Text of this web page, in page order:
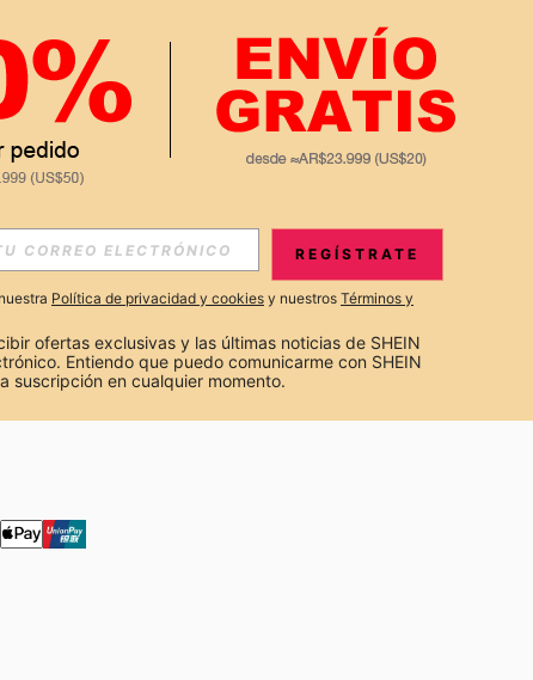
APP
EXCLUSIVAS, PROMOCIONES Y NOTICIAS DE SHEIN
Suscribir
REGÍSTRATE
Política de privacidad y cookies y nuestros Términos y
ofertas exclusivas y las últimas noticias de SHEIN
Entiendo que puedo comunicarme con SHEIN
suscripción en cualquier momento.